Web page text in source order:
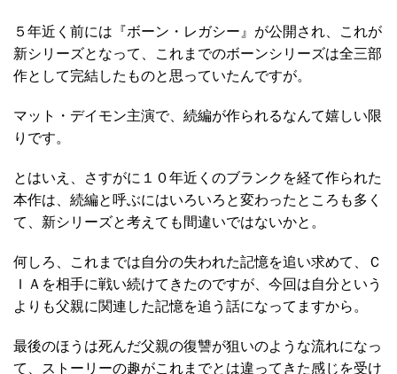
５年近く前には『ボーン・レガシー』が公開され、これが
新シリーズとなって、これまでのボーンシリーズは全三部
作として完結したものと思っていたんですが。
マット・デイモン主演で、続編が作られるなんて嬉しい限
りです。
とはいえ、さすがに１０年近くのブランクを経て作られた
本作は、続編と呼ぶにはいろいろと変わったところも多く
て、新シリーズと考えても間違いではないかと。
何しろ、これまでは自分の失われた記憶を追い求めて、Ｃ
ＩＡを相手に戦い続けてきたのですが、今回は自分という
よりも父親に関連した記憶を追う話になってますから。
最後のほうは死んだ父親の復讐が狙いのような流れになっ
て、ストーリーの趣がこれまでとは違ってきた感じを受け